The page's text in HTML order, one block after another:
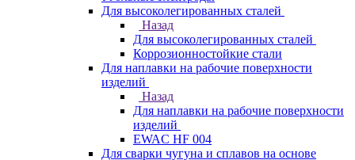
Для высоколегированных сталей
Назад
Для высоколегированных сталей
Коррозионностойкие стали
Для наплавки на рабочие поверхности
изделий
Назад
Для наплавки на рабочие поверхности
изделий
EWAC HF 004
Для сварки чугуна и сплавов на основе